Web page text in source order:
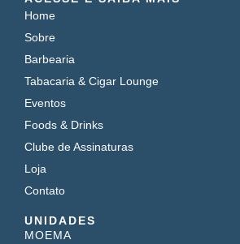
Home
Sobre
Barbearia
Tabacaria & Cigar Lounge
Eventos
Foods & Drinks
Clube de Assinaturas
Loja
Contato
UNIDADES
MOEMA